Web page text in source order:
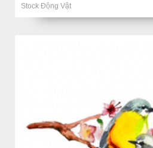
Stock Động Vật